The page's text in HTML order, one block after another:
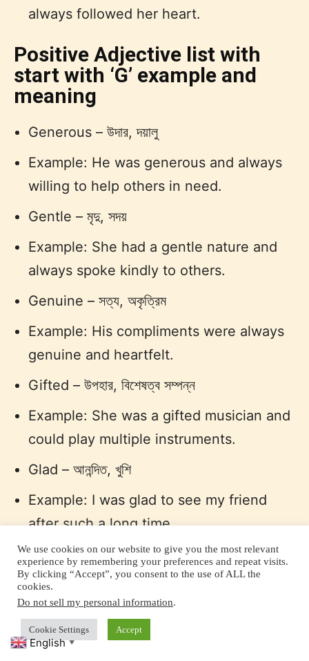
always followed her heart.
Positive Adjective list with
start with ‘G’ example and
meaning
Generous – উদার, দয়ালু
Example: He was generous and always
willing to help others in need.
Gentle – মৃদু, সদয়
Example: She had a gentle nature and
always spoke kindly to others.
Genuine – সত্য, অকৃত্রিম
Example: His compliments were always
genuine and heartfelt.
Gifted – উপহার, বিশেষত্ব সম্পন্ন
Example: She was a gifted musician and
could play multiple instruments.
Glad – আনন্দিত, খুশি
Example: I was glad to see my friend
after such a long time.
Glorious – মহিমান্বিত, স্বর্ণময়
Example: The sunset was a glorious
sight to behold.
Graceful – সুলভ, মধুর
We use cookies on our website to give you the most relevant
experience by remembering your preferences and repeat visits.
By clicking “Accept”, you consent to the use of ALL the
cookies.
Do not sell my personal information.
Cookie Settings Accept
English ▼